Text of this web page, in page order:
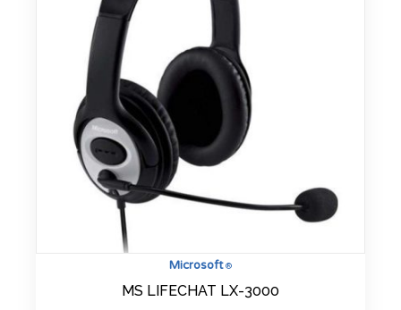
Microsoft®
MS LIFECHAT LX-3000